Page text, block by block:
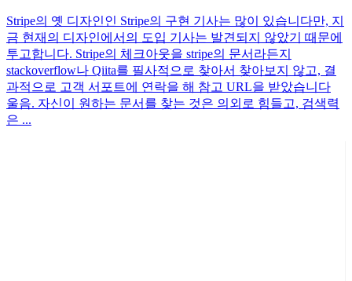
Stripe의 옛 디자인인 Stripe의 구현 기사는 많이 있습니다만, 지
금 현재의 디자인에서의 도입 기사는 발견되지 않았기 때문에
투고합니다. Stripe의 체크아웃을 stripe의 문서라든지
stackoverflow나 Qiita를 필사적으로 찾아서 찾아보지 않고, 결
과적으로 고객 서포트에 연락을 해 참고 URL을 받았습니다
울음. 자신이 원하는 문서를 찾는 것은 의외로 힘들고, 검색력
은 ...